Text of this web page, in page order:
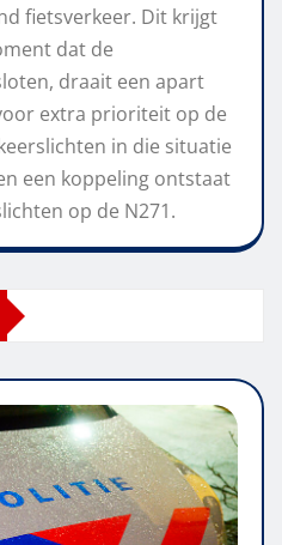
fietsverkeer. Dit krijgt
dat de
draait een apart
extra prioriteit op de
in die situatie
een koppeling ontstaat
op de N271.